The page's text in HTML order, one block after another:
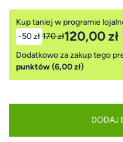
Kup taniej w programie
-50 zł 170 zł120,00 zł
Dodatkowo za zakup tego
punktów (6,00 zł)
DODAJ